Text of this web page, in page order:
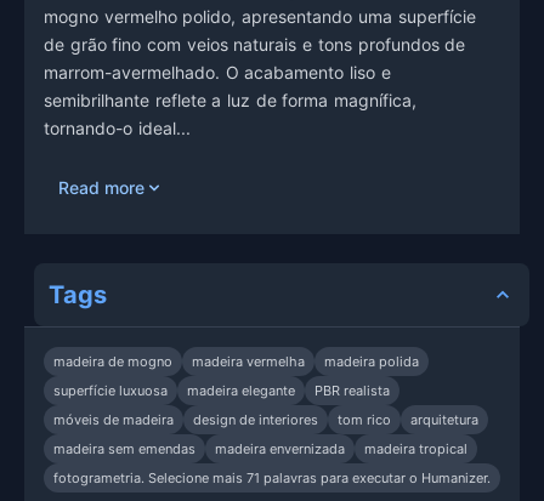
mogno vermelho polido, apresentando uma superfície
de grão fino com veios naturais e tons profundos de
marrom-avermelhado. O acabamento liso e
semibrilhante reflete a luz de forma magnífica,
tornando-o ideal...
Read more
Tags
madeira de mogno madeira vermelha
madeira polida
superfície luxuosa
madeira elegante
PBR realista
móveis de madeira
design de interiores tom rico
arquitetura
madeira sem emendas
madeira envernizada
madeira tropical
fotogrametria. Selecione mais 71 palavras para executar o Humanizer.